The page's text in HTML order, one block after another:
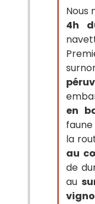
Nous
4h
en
la
au
de
au